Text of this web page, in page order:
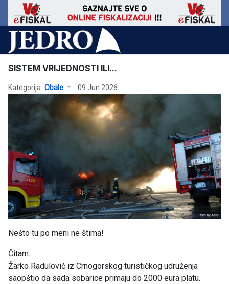
SISTEM VRIJEDNOSTI ILI...
Kategorija: Obale 09 Jun 2026
Nešto tu po meni ne štima!
Čitam.
Žarko Radulović iz Crnogorskog turističkog udruženja
saopštio da sada sobarice primaju do 2000 eura platu.